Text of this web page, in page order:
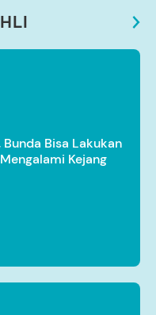
Bunda Bisa Lakukan
Kejang